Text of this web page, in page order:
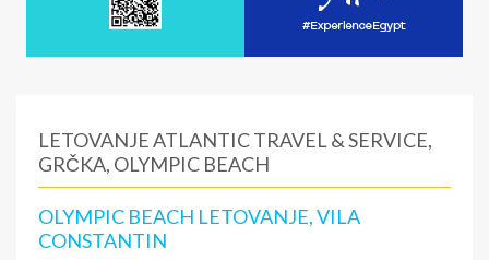
LETOVANJE ATLANTIC TRAVEL & SERVICE,
GRČKA, OLYMPIC BEACH
OLYMPIC BEACH LETOVANJE, VILA
CONSTANTIN